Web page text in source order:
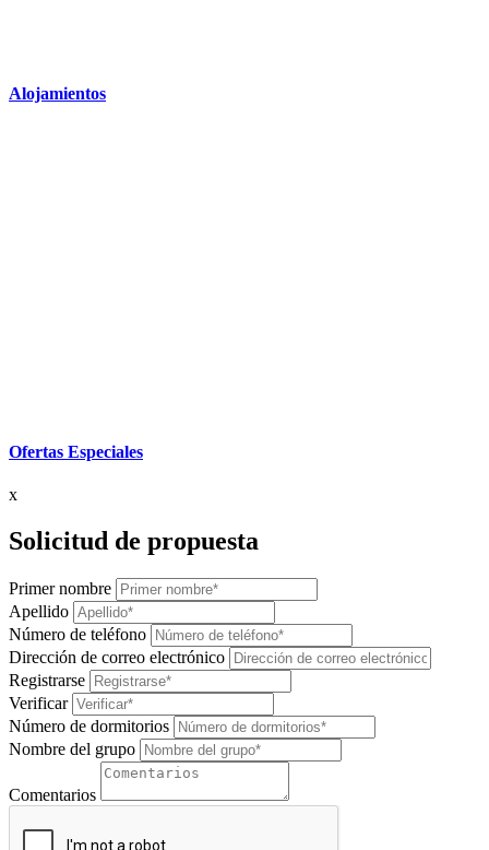
Alojamientos
Ofertas Especiales
x
Solicitud de propuesta
Primer nombre
Apellido
Número de teléfono
Dirección de correo electrónico
Registrarse
Verificar
Número de dormitorios
Nombre del grupo
Comentarios